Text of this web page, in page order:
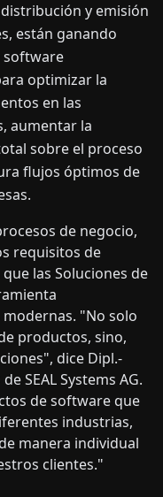
y emisión
están ganando
software
optimizar la
en las
aumentar la
sobre el proceso
flujos óptimos de
de negocio,
requisitos de
las Soluciones de
"No solo
productos, sino,
dice Dipl.-
SEAL Systems AG.
de software que
industrias,
manera individual
clientes."